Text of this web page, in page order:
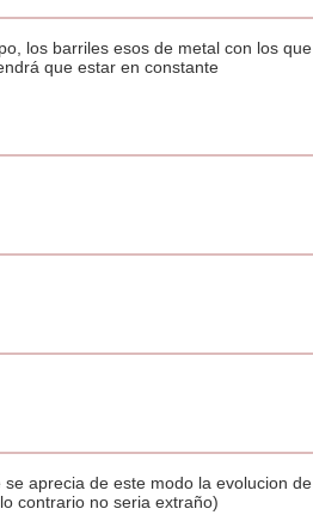
los barriles esos de metal con los que
que estar en constante
aprecia de este modo la evolucion de
contrario no seria extraño)